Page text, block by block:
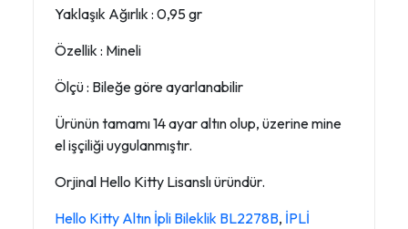
Yaklaşık Ağırlık : 0,95 gr
Özellik : Mineli
Ölçü : Bileğe göre ayarlanabilir
Ürünün tamamı 14 ayar altın olup, üzerine mine
el işçiliği uygulanmıştır.
Orjinal Hello Kitty Lisanslı üründür.
Hello Kitty Altın İpli Bileklik BL2278B, İPLİ